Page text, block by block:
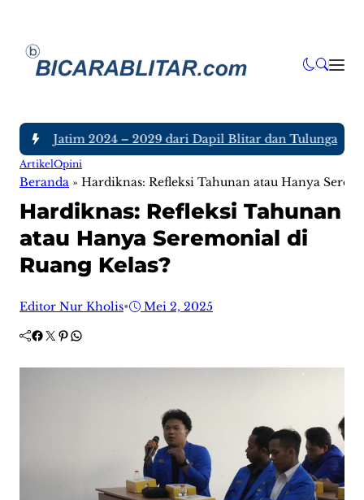
Jatim 2024 – 2029 dari Dapil Blitar dan Tulungagung,
ArtikelOpini
Beranda » Hardiknas: Refleksi Tahunan atau Hanya
Hardiknas: Refleksi Tahunan
atau Hanya Seremonial di
Ruang Kelas?
Editor Nur Kholis• Mei 2, 2025
Facebook Twitter Pinterest WhatsApp